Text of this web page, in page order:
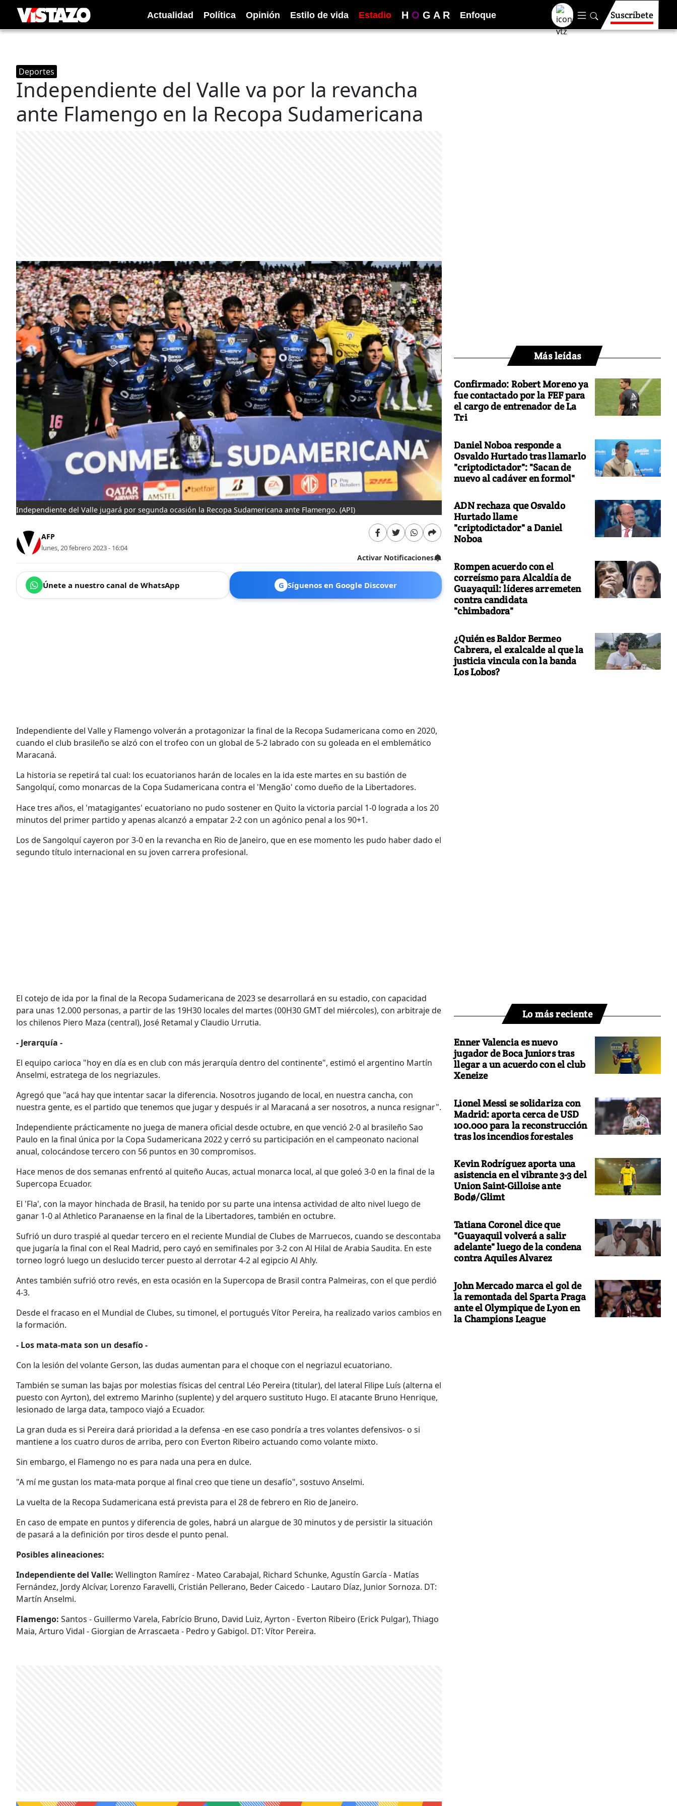
Actualidad Política Opinión Estilo de vida Estadio H O G A R Enfoque Suscríbete
Deportes
Independiente del Valle va por la revancha
ante Flamengo en la Recopa Sudamericana
Independiente del Valle jugará por segunda ocasión la Recopa Sudamericana ante Flamengo. (API)
AFP
lunes, 20 febrero 2023 - 16:04
Activar Notificaciones
Únete a nuestro canal de WhatsApp G Síguenos en Google Discover
Independiente del Valle y Flamengo volverán a protagonizar la final de la Recopa Sudamericana como en 2020,
cuando el club brasileño se alzó con el trofeo con un global de 5-2 labrado con su goleada en el emblemático
Maracaná.
La historia se repetirá tal cual: los ecuatorianos harán de locales en la ida este martes en su bastión de
Sangolquí, como monarcas de la Copa Sudamericana contra el 'Mengão' como dueño de la Libertadores.
Hace tres años, el 'matagigantes' ecuatoriano no pudo sostener en Quito la victoria parcial 1-0 lograda a los 20
minutos del primer partido y apenas alcanzó a empatar 2-2 con un agónico penal a los 90+1.
Los de Sangolquí cayeron por 3-0 en la revancha en Rio de Janeiro, que en ese momento les pudo haber dado el
segundo título internacional en su joven carrera profesional.
El cotejo de ida por la final de la Recopa Sudamericana de 2023 se desarrollará en su estadio, con capacidad
para unas 12.000 personas, a partir de las 19H30 locales del martes (00H30 GMT del miércoles), con arbitraje de
los chilenos Piero Maza (central), José Retamal y Claudio Urrutia.
- Jerarquía -
El equipo carioca "hoy en día es en club con más jerarquía dentro del continente", estimó el argentino Martín
Anselmi, estratega de los negriazules.
Agregó que "acá hay que intentar sacar la diferencia. Nosotros jugando de local, en nuestra cancha, con
nuestra gente, es el partido que tenemos que jugar y después ir al Maracaná a ser nosotros, a nunca resignar".
Independiente prácticamente no juega de manera oficial desde octubre, en que venció 2-0 al brasileño Sao
Paulo en la final única por la Copa Sudamericana 2022 y cerró su participación en el campeonato nacional
anual, colocándose tercero con 56 puntos en 30 compromisos.
Hace menos de dos semanas enfrentó al quiteño Aucas, actual monarca local, al que goleó 3-0 en la final de la
Supercopa Ecuador.
El 'Fla', con la mayor hinchada de Brasil, ha tenido por su parte una intensa actividad de alto nivel luego de
ganar 1-0 al Athletico Paranaense en la final de la Libertadores, también en octubre.
Sufrió un duro traspié al quedar tercero en el reciente Mundial de Clubes de Marruecos, cuando se descontaba
que jugaría la final con el Real Madrid, pero cayó en semifinales por 3-2 con Al Hilal de Arabia Saudita. En este
torneo logró luego un deslucido tercer puesto al derrotar 4-2 al egipcio Al Ahly.
Antes también sufrió otro revés, en esta ocasión en la Supercopa de Brasil contra Palmeiras, con el que perdió
4-3.
Desde el fracaso en el Mundial de Clubes, su timonel, el portugués Vítor Pereira, ha realizado varios cambios en
la formación.
- Los mata-mata son un desafío -
Con la lesión del volante Gerson, las dudas aumentan para el choque con el negriazul ecuatoriano.
También se suman las bajas por molestias físicas del central Léo Pereira (titular), del lateral Filipe Luís (alterna el
puesto con Ayrton), del extremo Marinho (suplente) y del arquero sustituto Hugo. El atacante Bruno Henrique,
lesionado de larga data, tampoco viajó a Ecuador.
La gran duda es si Pereira dará prioridad a la defensa -en ese caso pondría a tres volantes defensivos- o si
mantiene a los cuatro duros de arriba, pero con Everton Ribeiro actuando como volante mixto.
Sin embargo, el Flamengo no es para nada una pera en dulce.
"A mí me gustan los mata-mata porque al final creo que tiene un desafío", sostuvo Anselmi.
La vuelta de la Recopa Sudamericana está prevista para el 28 de febrero en Rio de Janeiro.
En caso de empate en puntos y diferencia de goles, habrá un alargue de 30 minutos y de persistir la situación
de pasará a la definición por tiros desde el punto penal.
Posibles alineaciones:
Independiente del Valle: Wellington Ramírez - Mateo Carabajal, Richard Schunke, Agustín García - Matías
Fernández, Jordy Alcívar, Lorenzo Faravelli, Cristián Pellerano, Beder Caicedo - Lautaro Díaz, Junior Sornoza. DT:
Martín Anselmi.
Flamengo: Santos - Guillermo Varela, Fabrício Bruno, David Luiz, Ayrton - Everton Ribeiro (Erick Pulgar), Thiago
Maia, Arturo Vidal - Giorgian de Arrascaeta - Pedro y Gabigol. DT: Vítor Pereira.
Más leídas
Confirmado: Robert Moreno ya
fue contactado por la FEF para
el cargo de entrenador de La
Tri
Daniel Noboa responde a
Osvaldo Hurtado tras llamarlo
"criptodictador": "Sacan de
nuevo al cadáver en formol"
ADN rechaza que Osvaldo
Hurtado llame
"criptodictador" a Daniel
Noboa
Rompen acuerdo con el
correísmo para Alcaldía de
Guayaquil: líderes arremeten
contra candidata
"chimbadora"
¿Quién es Baldor Bermeo
Cabrera, el exalcalde al que la
justicia vincula con la banda
Los Lobos?
Lo más reciente
Enner Valencia es nuevo
jugador de Boca Juniors tras
llegar a un acuerdo con el club
Xeneize
Lionel Messi se solidariza con
Madrid: aporta cerca de USD
100.000 para la reconstrucción
tras los incendios forestales
Kevin Rodríguez aporta una
asistencia en el vibrante 3-3 del
Union Saint-Gilloise ante
Bodø/Glimt
Tatiana Coronel dice que
"Guayaquil volverá a salir
adelante" luego de la condena
contra Aquiles Alvarez
John Mercado marca el gol de
la remontada del Sparta Praga
ante el Olympique de Lyon en
la Champions League